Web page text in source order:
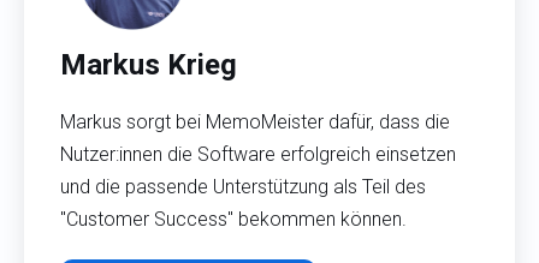
Markus Krieg
Markus sorgt bei MemoMeister dafür, dass die
Nutzer:innen die Software erfolgreich einsetzen
und die passende Unterstützung als Teil des
"Customer Success" bekommen können.